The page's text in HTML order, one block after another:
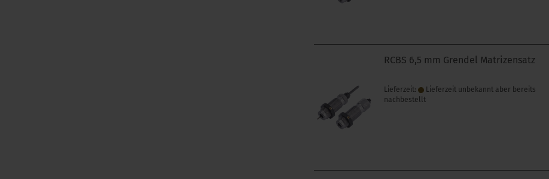
RCBS 6,5 mm Grendel Matrizensatz
Lieferzeit:
Lieferzeit unbekannt aber bereits
nachbestellt